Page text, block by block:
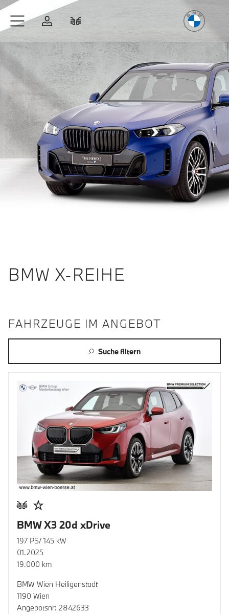
Zum Hauptinhalt springen
Anmelden
BMW X-REIHE
FAHRZEUGE IM ANGEBOT
Suche filtern
BMW X3 20d xDrive
197 PS/ 145 kW
01.2025
19.000 km
BMW Wien Heiligenstadt
1190 Wien
Angebotsnr: 2842633